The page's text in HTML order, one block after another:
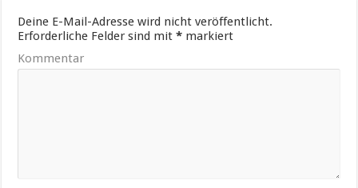
Deine E-Mail-Adresse wird nicht veröffentlicht.
Erforderliche Felder sind mit* markiert
Kommentar